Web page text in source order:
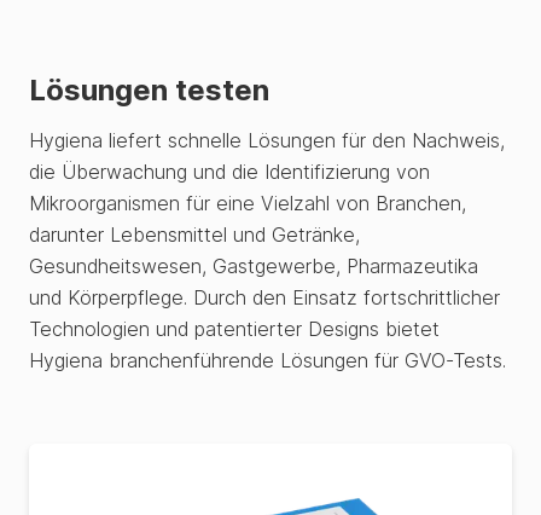
Lösungen testen
Hygiena liefert schnelle Lösungen für den Nachweis,
die Überwachung und die Identifizierung von
Mikroorganismen für eine Vielzahl von Branchen,
darunter Lebensmittel und Getränke,
Gesundheitswesen, Gastgewerbe, Pharmazeutika
und Körperpflege. Durch den Einsatz fortschrittlicher
Technologien und patentierter Designs bietet
Hygiena branchenführende Lösungen für GVO-Tests.